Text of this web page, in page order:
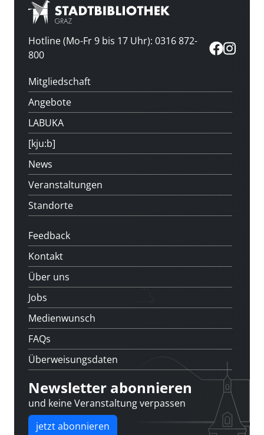
Hotline (Mo-Fr 9 bis 17 Uhr): 0316 872-
800
Mitgliedschaft
Angebote
LABUKA
[kju:b]
News
Veranstaltungen
Standorte
Feedback
Kontakt
Über uns
Jobs
Medienwunsch
FAQs
Überweisungsdaten
Newsletter abonnieren
und keine Veranstaltung verpassen
jetzt abonnieren